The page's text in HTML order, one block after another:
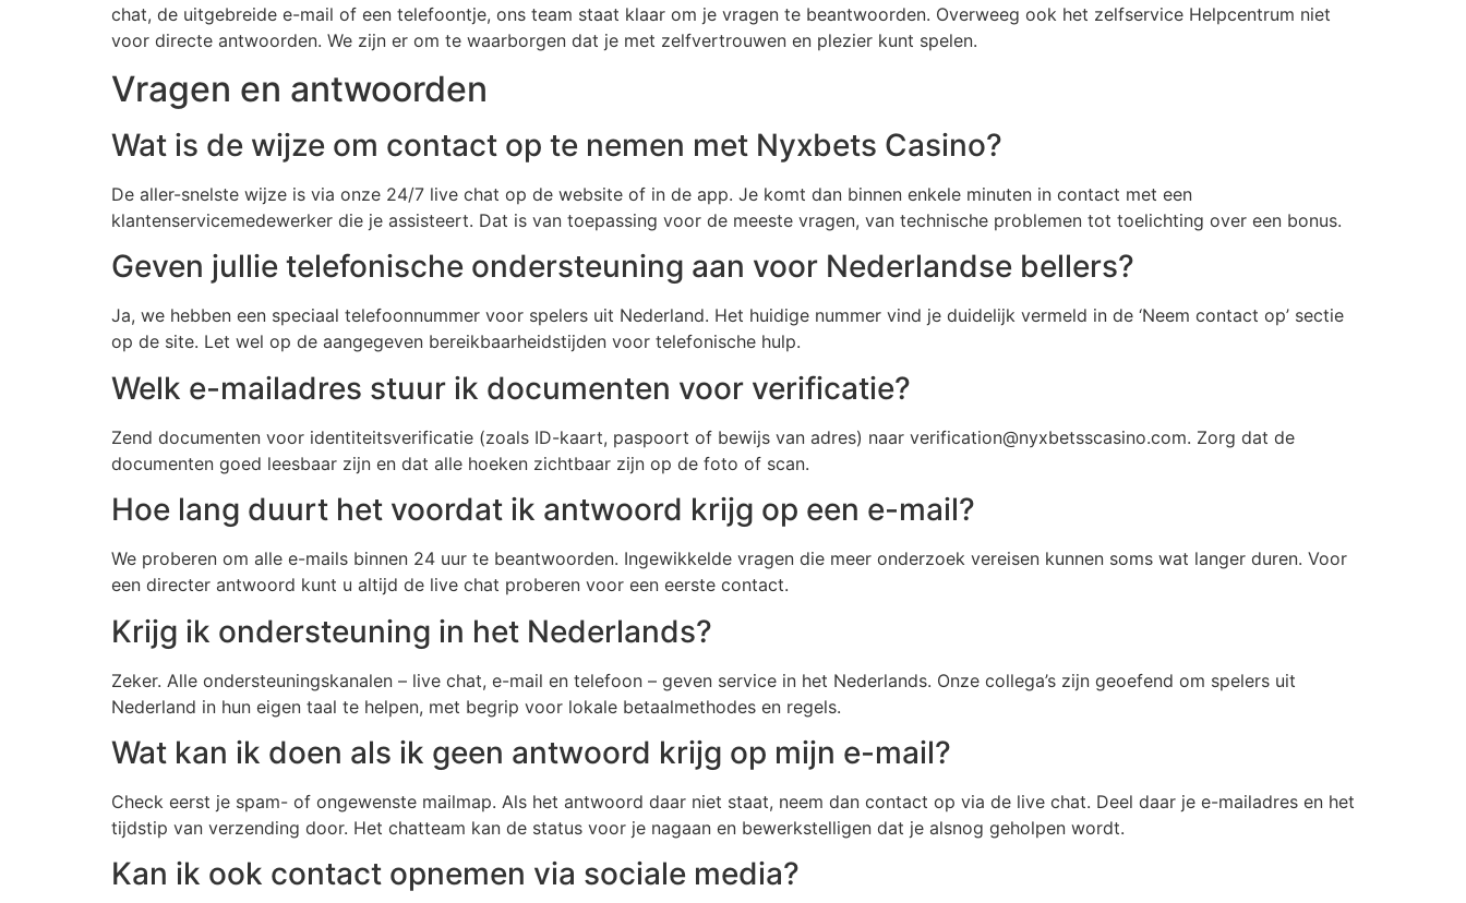
chat, de uitgebreide e-mail of een telefoontje, ons team staat klaar om je vragen te beantwoorden. Overweeg ook het zelfservice Helpcentrum niet
voor directe antwoorden. We zijn er om te waarborgen dat je met zelfvertrouwen en plezier kunt spelen.
Vragen en antwoorden
Wat is de wijze om contact op te nemen met Nyxbets Casino?
De aller-snelste wijze is via onze 24/7 live chat op de website of in de app. Je komt dan binnen enkele minuten in contact met een
klantenservicemedewerker die je assisteert. Dat is van toepassing voor de meeste vragen, van technische problemen tot toelichting over een bonus.
Geven jullie telefonische ondersteuning aan voor Nederlandse bellers?
Ja, we hebben een speciaal telefoonnummer voor spelers uit Nederland. Het huidige nummer vind je duidelijk vermeld in de ‘Neem contact op’ sectie
op de site. Let wel op de aangegeven bereikbaarheidstijden voor telefonische hulp.
Welk e-mailadres stuur ik documenten voor verificatie?
Zend documenten voor identiteitsverificatie (zoals ID-kaart, paspoort of bewijs van adres) naar verification@nyxbetsscasino.com. Zorg dat de
documenten goed leesbaar zijn en dat alle hoeken zichtbaar zijn op de foto of scan.
Hoe lang duurt het voordat ik antwoord krijg op een e-mail?
We proberen om alle e-mails binnen 24 uur te beantwoorden. Ingewikkelde vragen die meer onderzoek vereisen kunnen soms wat langer duren. Voor
een directer antwoord kunt u altijd de live chat proberen voor een eerste contact.
Krijg ik ondersteuning in het Nederlands?
Zeker. Alle ondersteuningskanalen – live chat, e-mail en telefoon – geven service in het Nederlands. Onze collega’s zijn geoefend om spelers uit
Nederland in hun eigen taal te helpen, met begrip voor lokale betaalmethodes en regels.
Wat kan ik doen als ik geen antwoord krijg op mijn e-mail?
Check eerst je spam- of ongewenste mailmap. Als het antwoord daar niet staat, neem dan contact op via de live chat. Deel daar je e-mailadres en het
tijdstip van verzending door. Het chatteam kan de status voor je nagaan en bewerkstelligen dat je alsnog geholpen wordt.
Kan ik ook contact opnemen via sociale media?